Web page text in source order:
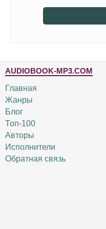
AUDIOBOOK-MP3.COM
Главная
Жанры
Блог
Топ-100
Авторы
Исполнители
Обратная связь